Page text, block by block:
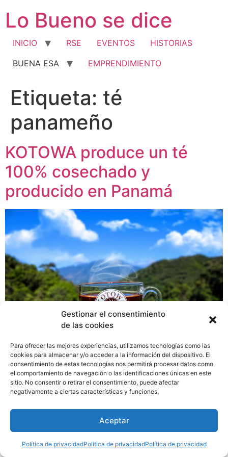
Gestionar el consentimiento
de las cookies
Para ofrecer las mejores experiencias, utilizamos tecnologías como las
cookies para almacenar y/o acceder a la información del dispositivo. El
consentimiento de estas tecnologías nos permitirá procesar datos como
el comportamiento de navegación o las identificaciones únicas en este
sitio. No consentir o retirar el consentimiento, puede afectar
negativamente a ciertas características y funciones.
Aceptar
Política de privacidadPolítica de privacidadPolítica de privacidad
contenido
Lo Bueno se dice
INICIO RSE EVENTOS
HISTORIAS
BUENA ESA
EMPRENDIMIENTO
Etiqueta: té
panameño
KOTOWA produce un té
100% cosechado y
producido en Panamá
KOTOWA, la reconocida marca de producción nacional
y ganadora de múltiples premios a nivel nacional e
internacional por la calidad de su café innova con la
producción de té, convirtiéndose en la primera finca
productora de té en el país, presentando cuatro
variedades cargadas de sabor.